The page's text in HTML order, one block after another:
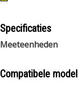
Attributes:
• Compatible with
• Handles high-
Specificaties
Meeteenheden
Compatibele